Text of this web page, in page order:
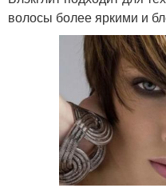
волосы более яркими и